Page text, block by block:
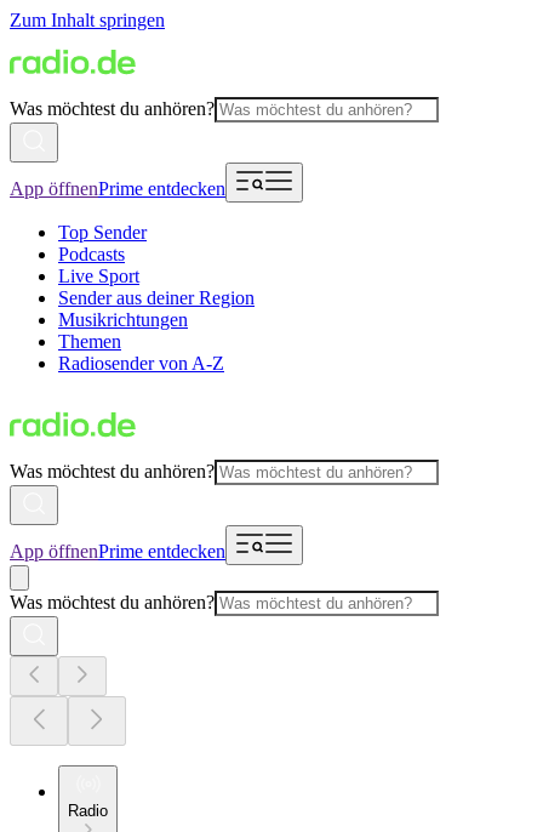
Zum Inhalt springen
Was möchtest du anhören?
App öffnenPrime entdecken
Top Sender
Podcasts
Live Sport
Sender aus deiner Region
Musikrichtungen
Themen
Radiosender von A-Z
Was möchtest du anhören?
App öffnenPrime entdecken
Was möchtest du anhören?
Radio